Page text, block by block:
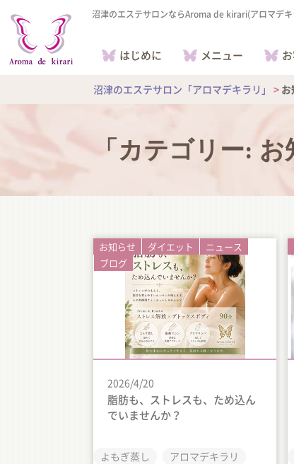
沼津のエステサロンならAroma de kirari(アロマデキ
はじめに メニュー
沼津のエステサロン「アロマデキラリ」 > お
「カテゴリー: お
お知らせ ダイエット
ニュース
ブログ
2026/4/20
脂肪も、ストレスも、ため込ん
でいませんか？
よもぎ蒸し
アロマデキラリ